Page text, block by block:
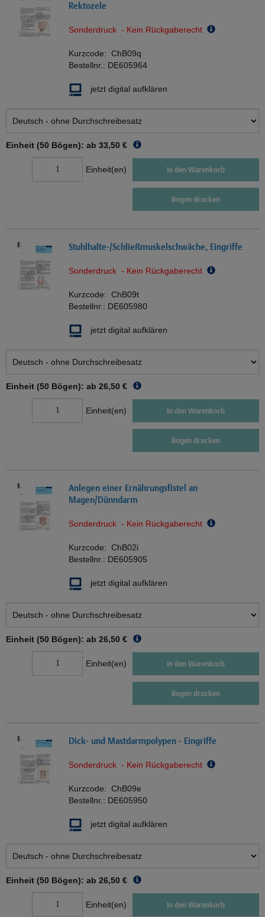
Rektozele
Sonderdruck - Kein Rückgaberecht
Kurzcode: ChB09q
Bestellnr.: DE605964
jetzt digital aufklären
Einheit (50 Bögen): ab 33,50 €
Einheit(en) In den Warenkorb
Bogen drucken
Stuhlhalte-/Schließmuskelschwäche, Eingriffe
Sonderdruck - Kein Rückgaberecht
Kurzcode: ChB09t
Bestellnr.: DE605980
jetzt digital aufklären
Einheit (50 Bögen): ab 26,50 €
Einheit(en) In den Warenkorb
Bogen drucken
Anlegen einer Ernährungsfistel an
Magen/Dünndarm
Sonderdruck - Kein Rückgaberecht
Kurzcode: ChB02i
Bestellnr.: DE605905
jetzt digital aufklären
Einheit (50 Bögen): ab 26,50 €
Einheit(en) In den Warenkorb
Bogen drucken
Dick- und Mastdarmpolypen - Eingriffe
Sonderdruck - Kein Rückgaberecht
Kurzcode: ChB09e
Bestellnr.: DE605950
jetzt digital aufklären
Einheit (50 Bögen): ab 26,50 €
Einheit(en) In den Warenkorb